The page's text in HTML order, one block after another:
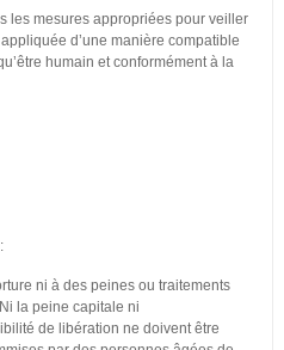
les mesures appropriées pour veiller
d’une manière compatible
humain et conformément à la
ni à des peines ou traitements
la peine capitale ni
de libération ne doivent être